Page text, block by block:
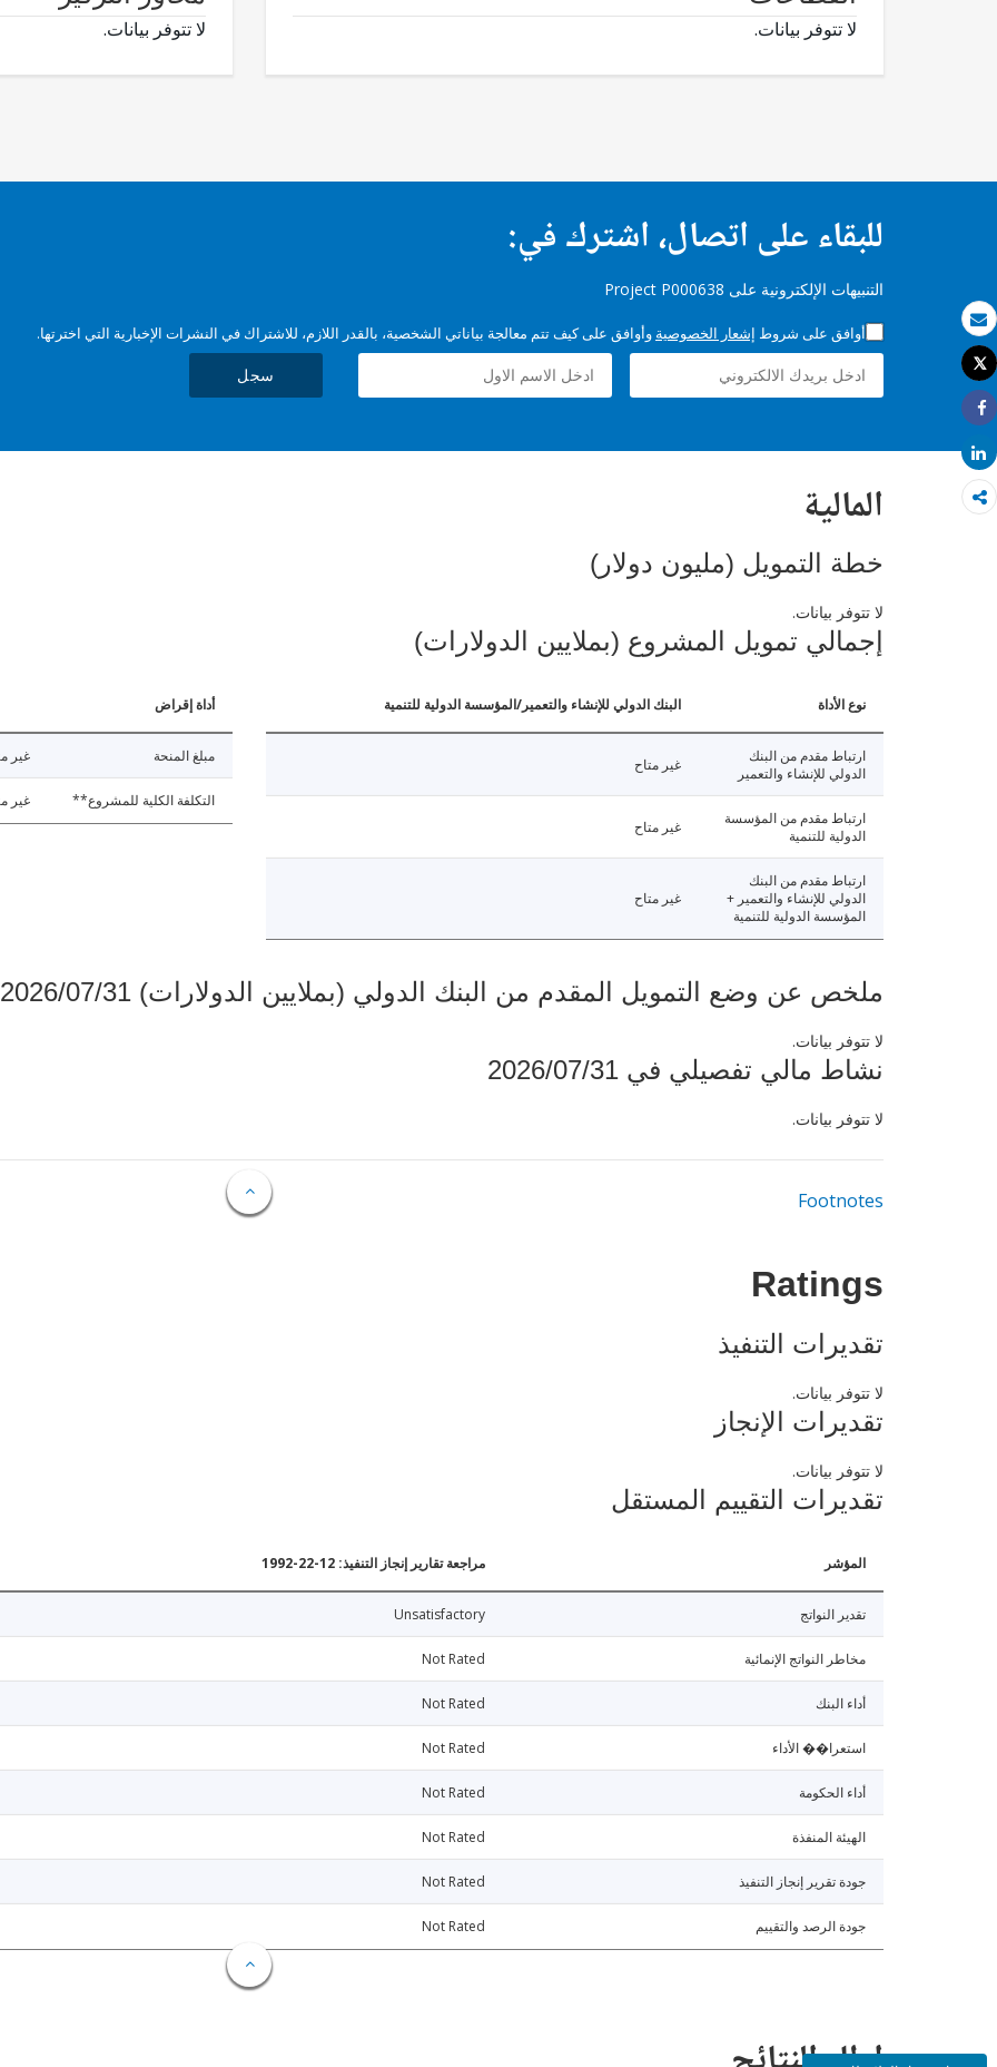
بريد الكتروني
طباعة
Tweet
Share
Share
لا تتوفر بيانات. لا تتوفر بيانات.
للبقاء على اتصال، اشترك في:
التنبيهات الإلكترونية على Project P000638
أوافق على شروط إشعار الخصوصية وأوافق على كيف تتم معالجة بياناتي الشخصية، بالقدر اللازم، للاشتراك في النشرات الإخبارية التي اخترتها.
سجل
المالية
خطة التمويل (مليون دولار)
لا تتوفر بيانات.
إجمالي تمويل المشروع (بملايين الدولارات)
نوع الأداة البنك الدولي للإنشاء والتعمير/المؤسسة الدولية للتنمية
ارتباط مقدم من البنك
الدولي للإنشاء والتعمير
غير متاح
ارتباط مقدم من المؤسسة
الدولية للتنمية
غير متاح
ارتباط مقدم من البنك
الدولي للإنشاء والتعمير +
المؤسسة الدولية للتنمية
غير متاح
أداة إقراض
مبلغ المنحة غير
التكلفة الكلية للمشروع** غير
ملخص عن وضع التمويل المقدم من البنك الدولي (بملايين الدولارات) 2026/07/31
لا تتوفر بيانات.
نشاط مالي تفصيلي في 2026/07/31
لا تتوفر بيانات.
Footnotes
Ratings
تقديرات التنفيذ
لا تتوفر بيانات.
تقديرات الإنجاز
لا تتوفر بيانات.
تقديرات التقييم المستقل
المؤشر مراجعة تقارير إنجاز التنفيذ: 12-22-1992
تقدير النواتج Unsatisfactory
مخاطر النواتج الإنمائية Not Rated
أداء البنك Not Rated
استعرا�� الأداء Not Rated
أداء الحكومة Not Rated
الهيئة المنفذة Not Rated
جودة تقرير إنجاز التنفيذ Not Rated
جودة الرصد والتقييم Not Rated